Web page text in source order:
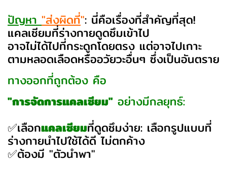
ปัญหา "ส่งผิดที่": นี่คือเรื่องที่สำคัญที่สุด!
แคลเซียมที่ร่างกายดูดซึมเข้าไป
อาจไม่ได้ไปที่กระดูกโดยตรง แต่อาจไปเกาะ
ตามหลอดเลือดหรืออวัยวะอื่นๆ ซึ่งเป็นอันตราย
ทางออกที่ถูกต้อง คือ
"การจัดการแคลเซียม" อย่างมีกลยุทธ์:
✅เลือกแคลเซียมที่ดูดซึมง่าย: เลือกรูปแบบที่
ร่างกายนำไปใช้ได้ดี ไม่ตกค้าง
✅ต้องมี "ตัวนำพา"